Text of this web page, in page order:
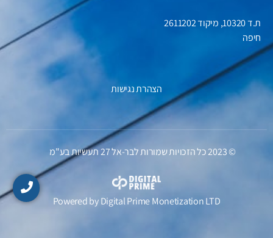
ת.ד 10320, מיקוד 2611202
חיפה
הצהרת נגישות
© 2023 כל הזכויות שמורות לבר-אל 27 תעשיות בע"מ
Powered byDigital PrimeMonetization LTD